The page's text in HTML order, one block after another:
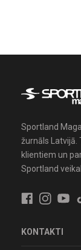
Sportland
žurnāls Latvijā.
klientiem un
Sportland
KONTAKTI